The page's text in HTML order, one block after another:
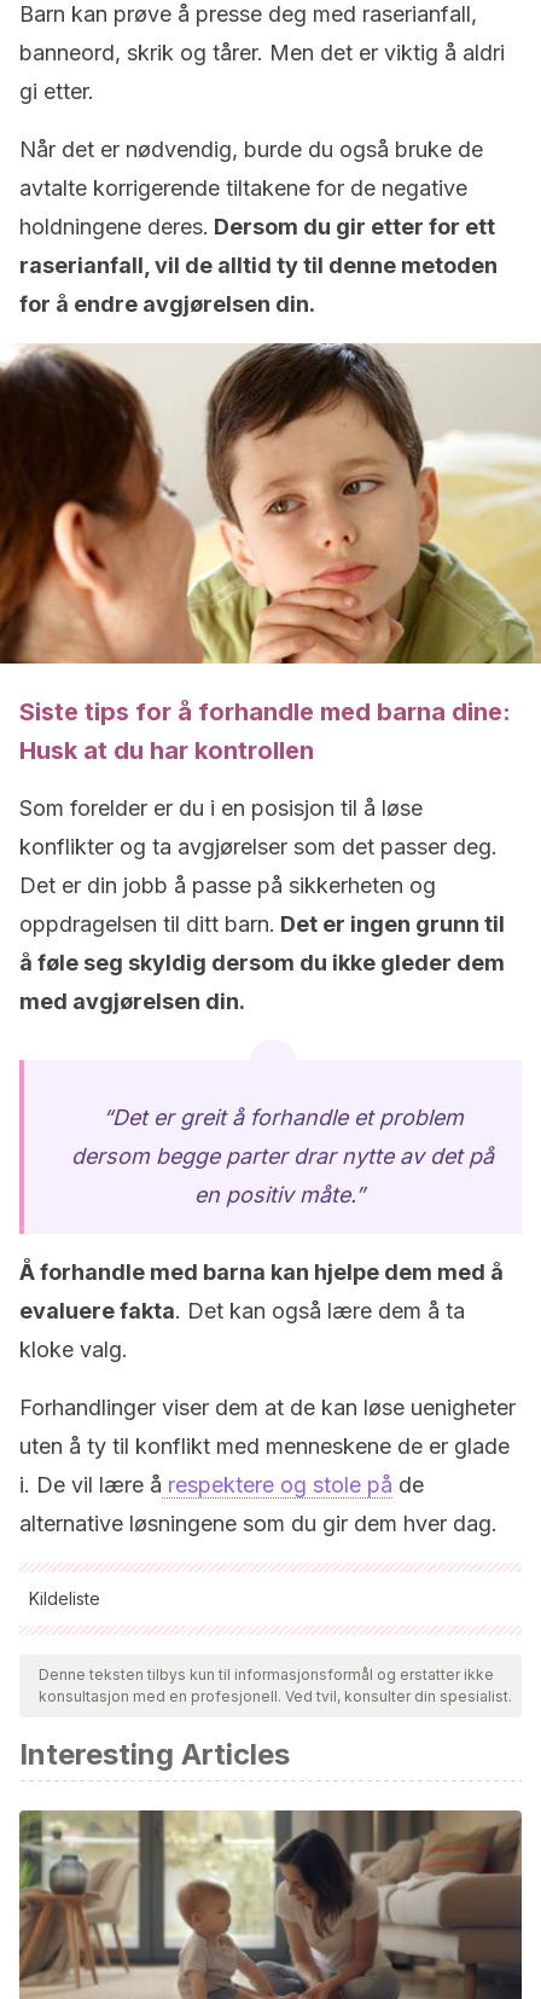
Barn kan prøve å presse deg med raserianfall,
banneord, skrik og tårer. Men det er viktig å aldri
gi etter.
Når det er nødvendig, burde du også bruke de
avtalte korrigerende tiltakene for de negative
holdningene deres. Dersom du gir etter for ett
raserianfall, vil de alltid ty til denne metoden
for å endre avgjørelsen din.
Siste tips for å forhandle med barna dine:
Husk at du har kontrollen
Som forelder er du i en posisjon til å løse
konflikter og ta avgjørelser som det passer deg.
Det er din jobb å passe på sikkerheten og
oppdragelsen til ditt barn. Det er ingen grunn til
å føle seg skyldig dersom du ikke gleder dem
med avgjørelsen din.
“Det er greit å forhandle et problem
dersom begge parter drar nytte av det på
en positiv måte.”
Å forhandle med barna kan hjelpe dem med å
evaluere fakta. Det kan også lære dem å ta
kloke valg.
Forhandlinger viser dem at de kan løse uenigheter
uten å ty til konflikt med menneskene de er glade
i. De vil lære å respektere og stole på de
alternative løsningene som du gir dem hver dag.
Kildeliste
Alle siterte kilder ble grundig gjennomgått av teamet vårt for å
sikre deres kvalitet, pålitelighet, aktualitet og validitet.
Bibliografien i denne artikkelen ble betraktet som pålitelig og
Pérez Ramos, M., & Alvarado Martínez, C.
estilos parentales: su relación en la negociación y el
conflicto entre padres y adolescentes.
Acta de
investigación psicológica
(2), 1972-1983.
http://www.scielo.org.mx/scielo.php?
script=sci_arttext&pid=S2007-48322015000201972
Rodrigo, M. J., García, M., Máiquez, M. L., Rodríguez,
Denne teksten tilbys kun til informasjonsformål og erstatter ikke
konsultasjon med en profesjonell. Ved tvil, konsulter din spesialist.
Interesting Articles